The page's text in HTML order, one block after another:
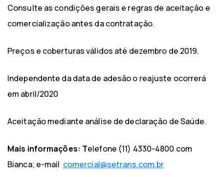
Consulte as condições gerais e regras de aceitação e
comercialização antes da contratação.
Preços e coberturas válidos até dezembro de 2019.
Independente da data de adesão o reajuste ocorrerá
em abril/2020
Aceitação mediante análise de declaração de Saúde.
Mais informações: Telefone (11) 4330-4800 com
Bianca; e-mail comercial@setrans.com.br